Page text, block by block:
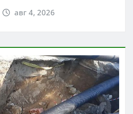
авг 4, 2026